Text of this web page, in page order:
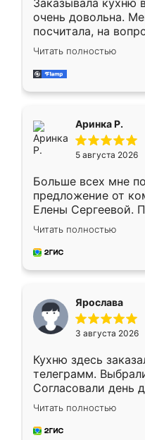
Заказывала кухню
очень довольна.
посчитала, на
Замерщик приехал
делу со всей
за день, ребята
Читать полностью
Аринка Р.
5 августа 2026
Больше всех мне
предложение от
Елены Сергеевой.
короткие сроки
для замера
предложил по
Читать полностью
Ярослава
3 августа 2026
Кухню здесь
телеграмм.
Согласовали день
недели кухня была
довольны работой.
мебель за
Читать полностью